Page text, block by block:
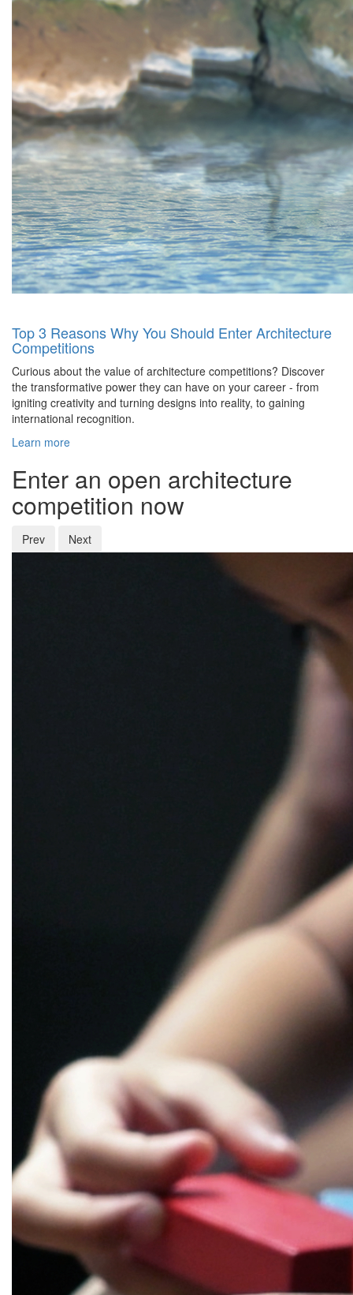
Top 3 Reasons Why You Should Enter Architecture
Competitions
Curious about the value of architecture competitions? Discover
the transformative power they can have on your career - from
igniting creativity and turning designs into reality, to gaining
international recognition.
Learn more
Enter an open architecture
competition now
Prev Next